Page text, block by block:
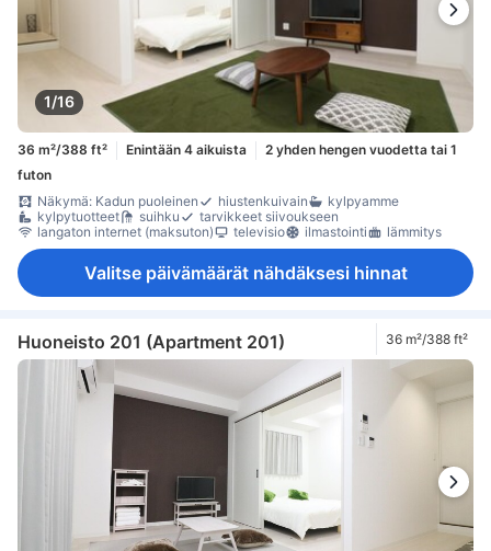
1/16
36 m²/388 ft² Enintään 4 aikuista
2 yhden hengen vuodetta tai 1
futon
Näkymä: Kadun puoleinen
hiustenkuivain
kylpyamme
kylpytuotteet
suihku
tarvikkeet siivoukseen
langaton internet (maksuton)
televisio ilmastointi lämmitys
Valitse päivämäärät nähdäksesi hinnat
Huoneisto 201 (Apartment 201) 36 m²/388 ft²